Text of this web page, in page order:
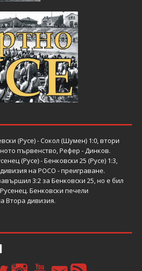
(Русе) - Сокол (Шумен) 1:0, втори
първенство, Рефер - Динков.
(Русе) - Бенковски 25 (Русе) 1:3,
на РОСО - преиграване.
3:2 за Бенковски 25, но е бил
Бенковски печели
Втора дивизия.